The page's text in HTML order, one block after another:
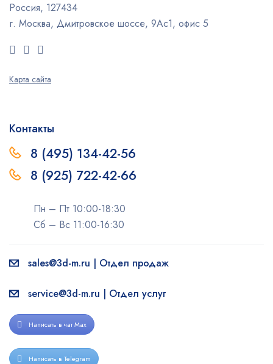
Россия, 127434
г. Москва, Дмитровское шоссе, 9Ас1, офис 5
Карта сайта
Контакты
8 (495) 134-42-56
8 (925) 722-42-66
Пн – Пт 10:00-18:30
Сб – Вс 11:00-16:30
sales@3d-m.ru | Отдел продаж
service@3d-m.ru | Отдел услуг
Написать в чат Max
Написать в Telegram